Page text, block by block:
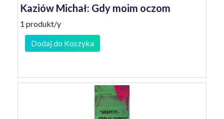
Kaziów Michał: Gdy moim oczom
1 produkt/y
Dodaj do Koszyka